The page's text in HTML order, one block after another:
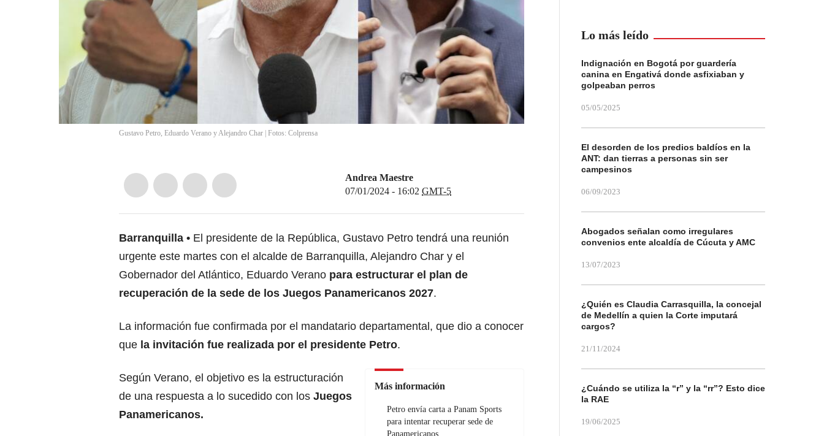
Gustavo Petro, Eduardo Verano y Alejandro Char | Fotos: Colprensa
Andrea Maestre
07/01/2024 - 16:02 GMT-5
Barranquilla
El presidente de la República, Gustavo Petro tendrá una reunión
urgente este martes con el alcalde de Barranquilla, Alejandro Char y el
Gobernador del Atlántico, Eduardo Verano para estructurar el plan de
recuperación de la sede de los Juegos Panamericanos 2027.
La información fue confirmada por el mandatario departamental, que dio a conocer
que la invitación fue realizada por el presidente Petro.
Más información
Petro envía carta a Panam Sports
para intentar recuperar sede de
Panamericanos
Según Verano, el objetivo es la estructuración
de una respuesta a lo sucedido con los Juegos
Panamericanos.
Lo más leído
Indignación en Bogotá por guardería
canina en Engativá donde asfixiaban y
golpeaban perros
05/05/2025
El desorden de los predios baldíos en la
ANT: dan tierras a personas sin ser
campesinos
06/09/2023
Abogados señalan como irregulares
convenios ente alcaldía de Cúcuta y AMC
13/07/2023
¿Quién es Claudia Carrasquilla, la concejal
de Medellín a quien la Corte imputará
cargos?
21/11/2024
¿Cuándo se utiliza la “r” y la “rr”? Esto dice
la RAE
19/06/2025